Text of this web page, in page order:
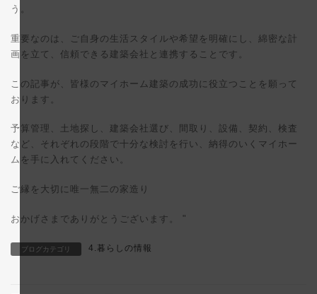
う。
重要なのは、ご自身の生活スタイルや希望を明確にし、綿密な計
画を立て、信頼できる建築会社と連携することです。
この記事が、皆様のマイホーム建築の成功に役立つことを願って
おります。
予算管理、土地探し、建築会社選び、間取り、設備、契約、検査
など、それぞれの段階で十分な検討を行い、納得のいくマイホー
ムを手に入れてください。
ご縁を大切に唯一無二の家造り
おかげさまでありがとうございます。 "
ブログカテゴリ 4.暮らしの情報